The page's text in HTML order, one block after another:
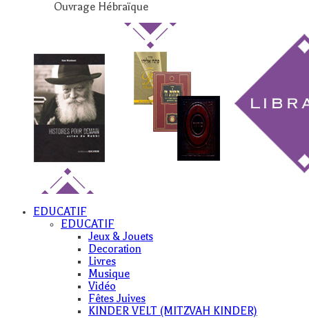
Ouvrage Hébraïque
EDUCATIF
EDUCATIF
Jeux & Jouets
Decoration
Livres
Musique
Vidéo
Fêtes Juives
KINDER VELT (MITZVAH KINDER)